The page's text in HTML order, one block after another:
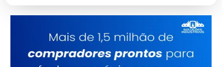
Eficiência
consumo e alto
ganho
Origem
Produto com garantia
de procedência e
suporte